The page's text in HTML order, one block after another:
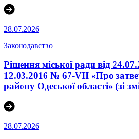
28.07.2026
Законодавство
Рішення міської ради від
12.03.2016 № 67-VІI «Про
району Одеської області» (зі
28.07.2026